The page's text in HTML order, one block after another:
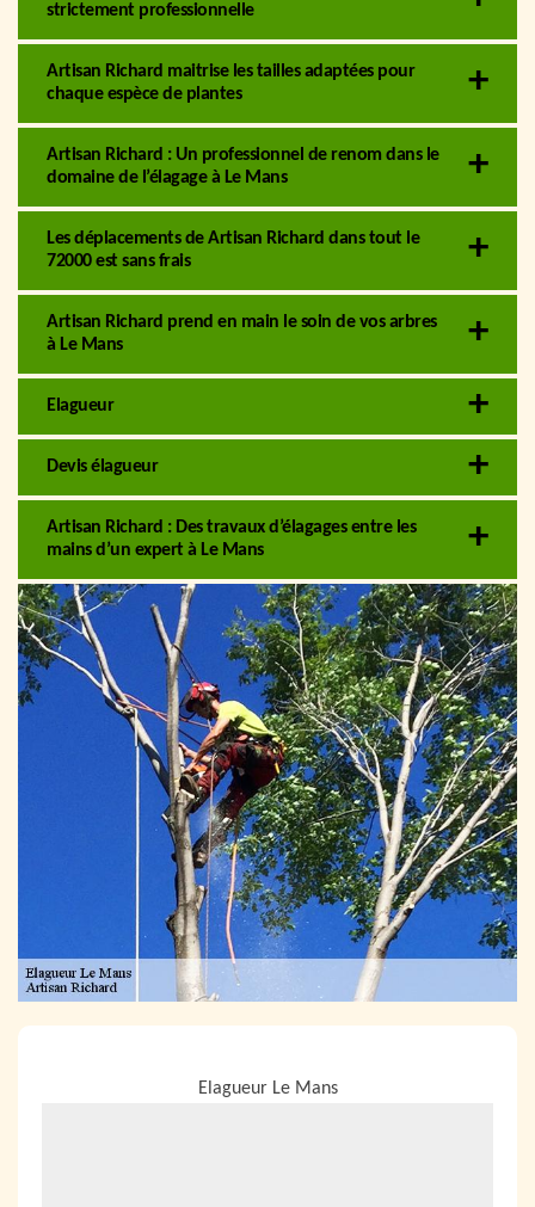
strictement professionnelle
Artisan Richard maitrise les tailles adaptées pour
chaque espèce de plantes
Artisan Richard : Un professionnel de renom dans le
domaine de l’élagage à Le Mans
Les déplacements de Artisan Richard dans tout le
72000 est sans frais
Artisan Richard prend en main le soin de vos arbres
à Le Mans
Elagueur
Devis élagueur
Artisan Richard : Des travaux d’élagages entre les
mains d’un expert à Le Mans
Elagueur Le Mans